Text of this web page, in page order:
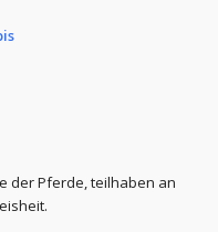
der Pferde, teilhaben an